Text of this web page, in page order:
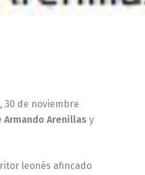
30 de noviembre
Armando Arenillas y
leonés afincado